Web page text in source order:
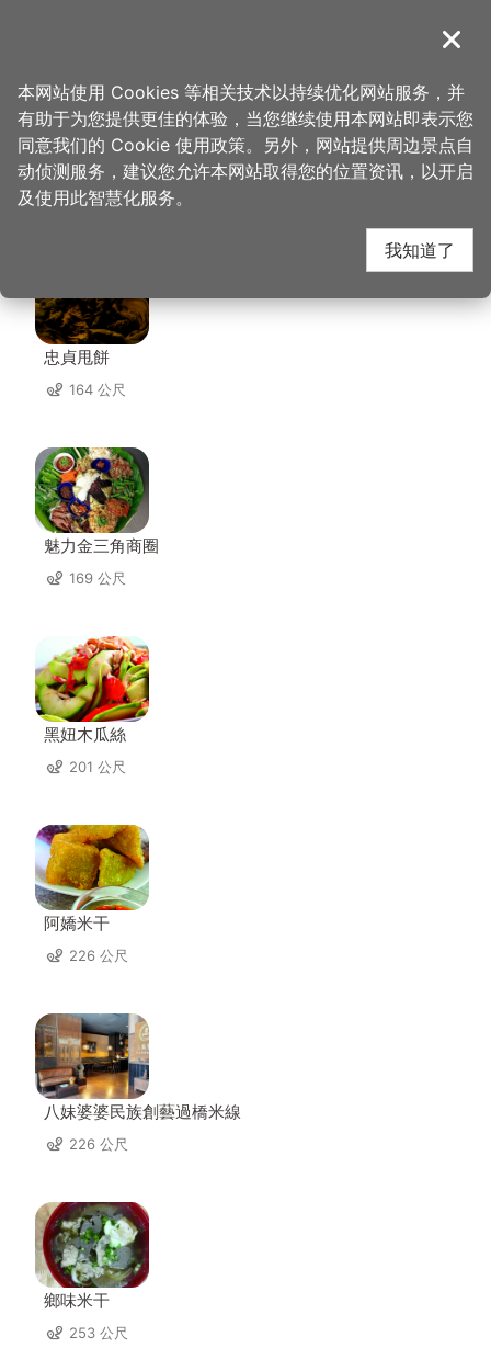
導覽
首页 > 想去的地方 > 美食、购物 > 云南小馆
云南小馆 周边店家
忠貞甩餅
164 公尺
魅力金三角商圈
169 公尺
黑妞木瓜絲
201 公尺
阿嬌米干
226 公尺
八妹婆婆民族創藝過橋米線
226 公尺
鄉味米干
253 公尺
关闭
本网站使用 Cookies 等相关技术以持续优化网站服务，并
有助于为您提供更佳的体验，当您继续使用本网站即表示您
同意我们的 Cookie 使用政策。另外，网站提供周边景点自
动侦测服务，建议您允许本网站取得您的位置资讯，以开启
及使用此智慧化服务。
我知道了